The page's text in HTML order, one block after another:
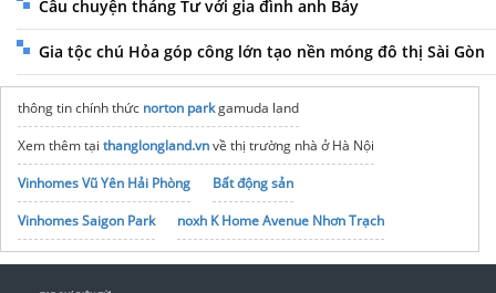
Câu chuyện tháng Tư với gia đình anh Bảy
Gia tộc chú Hỏa góp công lớn tạo nền móng đô thị Sài Gòn
thông tin chính thức norton parkgamuda land
Xem thêm tại thanglongland.vnvề thị trường nhà ở Hà Nội
Vinhomes Vũ Yên Hải Phòng
Bất động sản
Vinhomes Saigon Park
noxh K Home Avenue Nhơn Trạch
Tập đoàn Bcons Group
Đặt mua nhà dự ánSun Bắc Ninh